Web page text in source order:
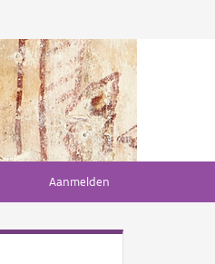
Aanmelden